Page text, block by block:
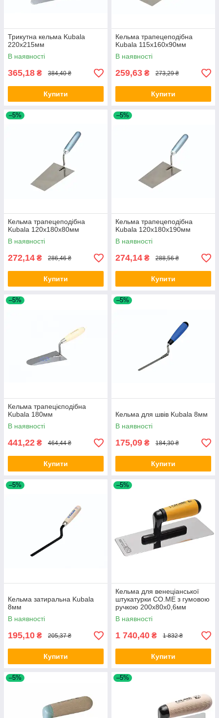
Трикутна кельма Kubala
220х215мм
В наявності
365,18 ₴ 384,40 ₴
Купити
Кельма трапецеподібна
Kubala 115х160х90мм
В наявності
259,63 ₴ 273,29 ₴
Купити
–5%
Кельма трапецеподібна
Kubala 120х180х80мм
В наявності
272,14 ₴ 286,46 ₴
Купити
–5%
Кельма трапецеподібна
Kubala 120х180х190мм
В наявності
274,14 ₴ 288,56 ₴
Купити
–5%
Кельма трапецієподібна
Kubala 180мм
В наявності
441,22 ₴ 464,44 ₴
Купити
–5%
Кельма для швів Kubala 8мм
В наявності
175,09 ₴ 184,30 ₴
Купити
–5%
Кельма затиральна Kubala
8мм
В наявності
195,10 ₴ 205,37 ₴
Купити
–5%
Кельма для венеціанської
штукатурки CO.ME з гумовою
ручкою 200x80x0,6мм
В наявності
1 740,40 ₴ 1 832 ₴
Купити
–5% –5%